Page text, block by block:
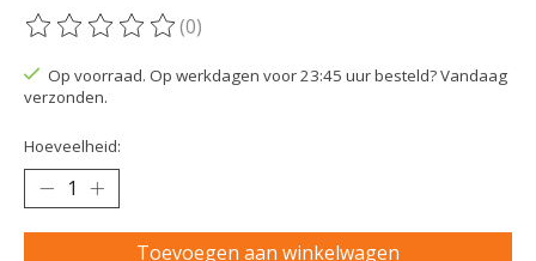
De beoordeling van dit product is
(0)
Op voorraad. Op werkdagen voor 23:45 uur besteld? Vandaag
verzonden.
Hoeveelheid:
Toevoegen aan winkelwagen